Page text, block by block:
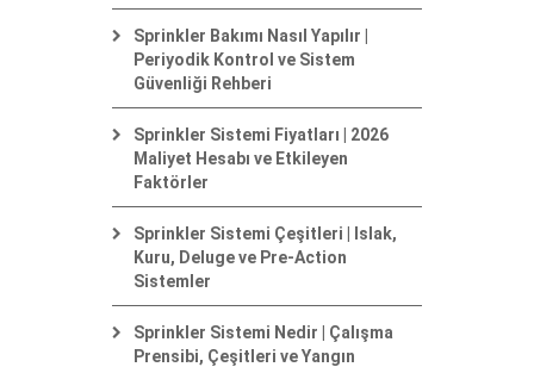
Sprinkler Bakımı Nasıl Yapılır |
Periyodik Kontrol ve Sistem
Güvenliği Rehberi
Sprinkler Sistemi Fiyatları | 2026
Maliyet Hesabı ve Etkileyen
Faktörler
Sprinkler Sistemi Çeşitleri | Islak,
Kuru, Deluge ve Pre-Action
Sistemler
Sprinkler Sistemi Nedir | Çalışma
Prensibi, Çeşitleri ve Yangın